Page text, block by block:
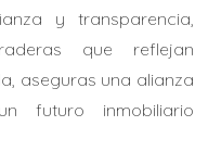
y variada. La ciudad
todo el año que
Uno de los
del Orgullo, que
y transparencia,
que reflejan
aseguras una alianza
futuro inmobiliario